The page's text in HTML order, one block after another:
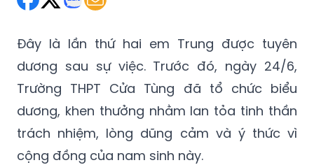
Đây là lần thứ hai em Trung được tuyên
dương sau sự việc. Trước đó, ngày 24/6,
Trường THPT Cửa Tùng đã tổ chức biểu
dương, khen thưởng nhằm lan tỏa tinh thần
trách nhiệm, lòng dũng cảm và ý thức vì
cộng đồng của nam sinh này.